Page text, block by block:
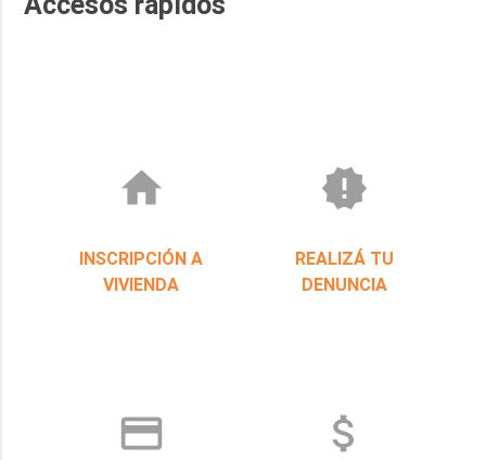
home
INSCRIPCIÓN A
VIVIENDA
new_releases
REALIZÁ TU
DENUNCIA
credit_card attach_money